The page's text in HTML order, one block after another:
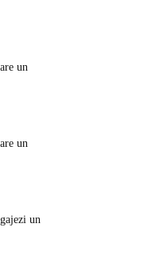
un
un
un